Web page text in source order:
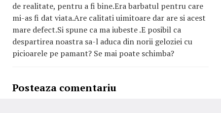
de realitate, pentru a fi bine.Era barbatul pentru care
mi-as fi dat viata.Are calitati uimitoare dar are si acest
mare defect.Si spune ca ma iubeste .E posibil ca
despartirea noastra sa-l aduca din norii geloziei cu
picioarele pe pamant? Se mai poate schimba?
Posteaza comentariu